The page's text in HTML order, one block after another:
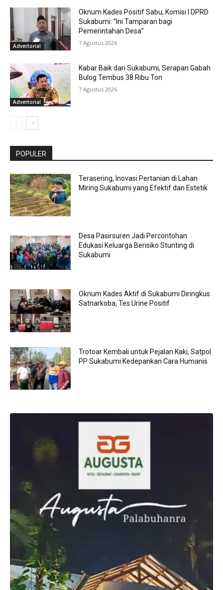
Advertorial
Oknum Kades Positif Sabu, Komisi I DPRD
Sukabumi: “Ini Tamparan bagi
Pemerintahan Desa”
7 Agustus 2026
Advertorial
Kabar Baik dari Sukabumi, Serapan Gabah
Bulog Tembus 38 Ribu Ton
7 Agustus 2026
POPULER
Terasering, Inovasi Pertanian di Lahan
Miring Sukabumi yang Efektif dan Estetik
Desa Pasirsuren Jadi Percontohan
Edukasi Keluarga Berisiko Stunting di
Sukabumi
Oknum Kades Aktif di Sukabumi Diringkus
Satnarkoba, Tes Urine Positif
Trotoar Kembali untuk Pejalan Kaki, Satpol
PP Sukabumi Kedepankan Cara Humanis